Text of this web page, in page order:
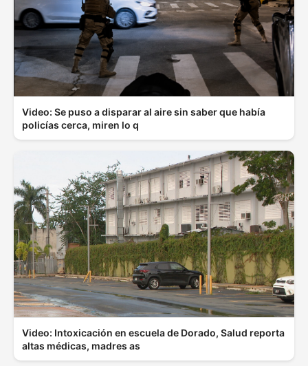
Video: Se puso a disparar al aire sin saber que había
policías cerca, miren lo q
Video: Intoxicación en escuela de Dorado, Salud reporta
altas médicas, madres as